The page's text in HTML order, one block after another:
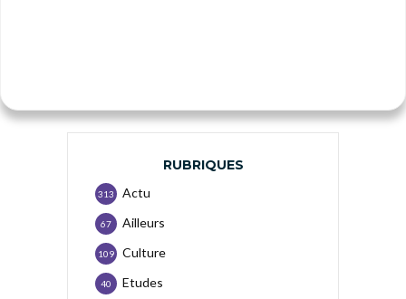
RUBRIQUES
Actu
313
Ailleurs
67
Culture
109
Etudes
40